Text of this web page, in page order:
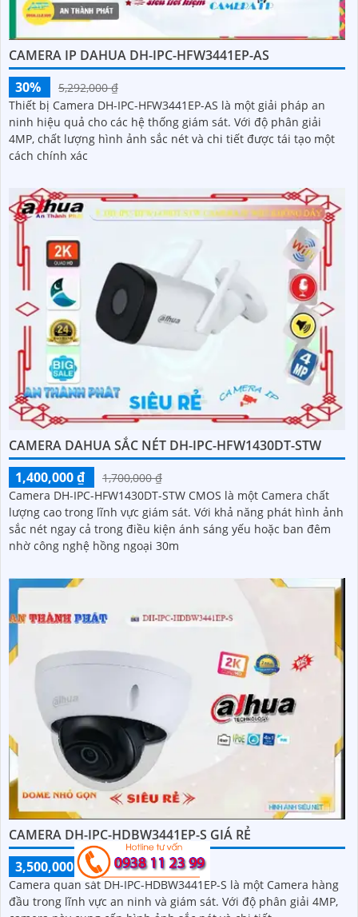
CAMERA IP DAHUA DH-IPC-HFW3441EP-AS
30%
5,292,000 ₫
Thiết bị Camera DH-IPC-HFW3441EP-AS là một giải pháp an
ninh hiệu quả cho các hệ thống giám sát. Với độ phân giải
4MP, chất lượng hình ảnh sắc nét và chi tiết được tái tạo một
cách chính xác
CAMERA DAHUA SẮC NÉT DH-IPC-HFW1430DT-STW
1,400,000 ₫
1,700,000 ₫
Camera DH-IPC-HFW1430DT-STW CMOS là một Camera chất
lượng cao trong lĩnh vực giám sát. Với khả năng phát hình ảnh
sắc nét ngay cả trong điều kiện ánh sáng yếu hoặc ban đêm
nhờ công nghệ hồng ngoại 30m
CAMERA DH-IPC-HDBW3441EP-S GIÁ RẺ
3,500,000 ₫
5,018,000 ₫
Camera quan sát DH-IPC-HDBW3441EP-S là một Camera hàng
đầu trong lĩnh vực an ninh và giám sát. Với độ phân giải 4MP,